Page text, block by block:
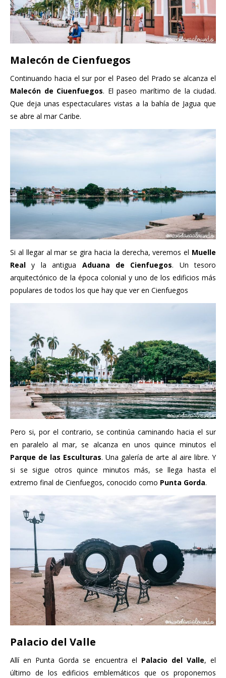
Malecón de Cienfuegos
Continuando hacia el sur por el Paseo del Prado se alcanza el
Malecón de Ciuenfuegos. El paseo marítimo de la ciudad.
Que deja unas espectaculares vistas a la bahía de Jagua que
se abre al mar Caribe.
Si al llegar al mar se gira hacia la derecha, veremos el Muelle
Realy la antigua Aduana de Cienfuegos. Un tesoro
arquitectónico de la época colonial y uno de los edificios más
populares de todos los que hay que ver en Cienfuegos
Pero si, por el contrario, se continúa caminando hacia el sur
en paralelo al mar, se alcanza en unos quince minutos el
Parque de las Esculturas. Una galería de arte al aire libre. Y
si se sigue otros quince minutos más, se llega hasta el
extremo final de Cienfuegos, conocido como Punta Gorda.
Palacio del Valle
Allí en Punta Gorda se encuentra el Palacio del Valle, el
último de los edificios emblemáticos que os proponemos